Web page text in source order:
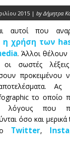
2015 | by Δήμητρα
αυτοί που
η χρήση των
. Άλλοι
οι σωστές
προκειμένου
το οποίο
λόγους που
όσο και
Twitter,